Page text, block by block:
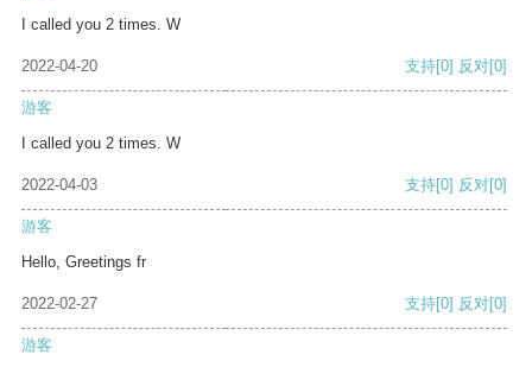
I called you 2 times. W
2022-04-20 支持[0] 反对[0]
游客
I called you 2 times. W
2022-04-03 支持[0] 反对[0]
游客
Hello, Greetings fr
2022-02-27 支持[0] 反对[0]
游客